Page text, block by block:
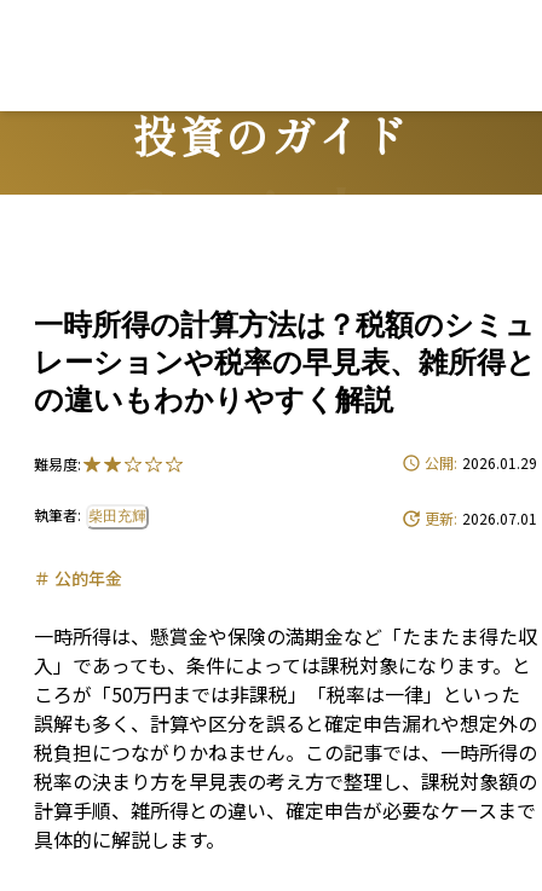
投資のガイド
Guide
一時所得の計算方法は？税額のシミュ
レーションや税率の早見表、雑所得と
の違いもわかりやすく解説
難易度:
執筆者: 柴田充輝
公開: 2026.01.29
更新: 2026.07.01
＃ 公的年金
一時所得は、懸賞金や保険の満期金など「たまたま得た収
入」であっても、条件によっては課税対象になります。と
ころが「50万円までは非課税」「税率は一律」といった
誤解も多く、計算や区分を誤ると確定申告漏れや想定外の
税負担につながりかねません。この記事では、一時所得の
税率の決まり方を早見表の考え方で整理し、課税対象額の
計算手順、雑所得との違い、確定申告が必要なケースまで
具体的に解説します。